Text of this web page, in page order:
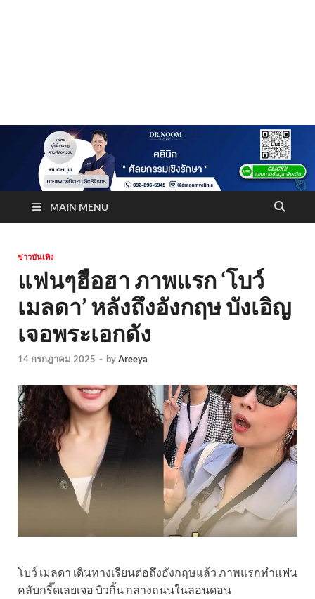
Truststoreonline
MAIN MENU
ข่าวบันเทิง
แฟนๆฮือฮา ภาพแรก ‘โบว์
เมลดา’ หลังถึงอังกฤษ บังเอิญ
เจอพระเอกดัง
14 กรกฎาคม 2025 - byAreeya
โบว์ เมลดา เดินทางเรียนต่อถึงอังกฤษแล้ว ภาพแรกทำแฟน
คลับกรี๊ดเลยเจอ บิวกิ้น กลางถนนในลอนดอน